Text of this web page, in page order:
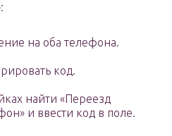
на оба телефона.
код.
найти «Переезд
и ввести код в поле.